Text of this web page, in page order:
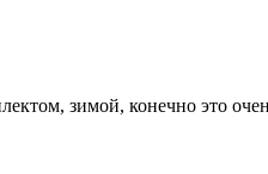
зимой, конечно это